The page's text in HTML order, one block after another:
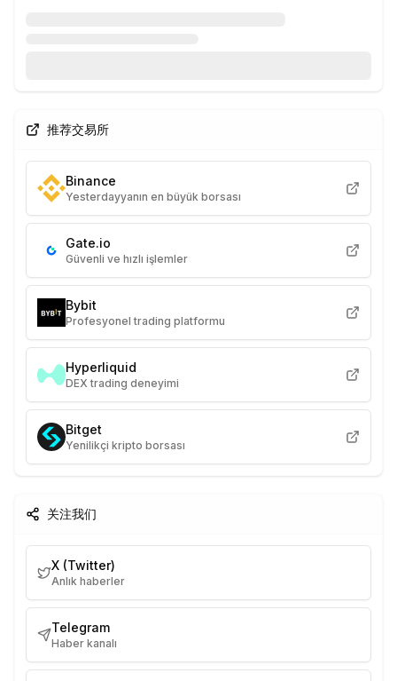
推荐交易所
Binance
Yesterdayyanın en büyük borsası
Gate.io
Güvenli ve hızlı işlemler
Bybit
Profesyonel trading platformu
Hyperliquid
DEX trading deneyimi
Bitget
Yenilikçi kripto borsası
关注我们
X (Twitter)
Anlık haberler
Telegram
Haber kanalı